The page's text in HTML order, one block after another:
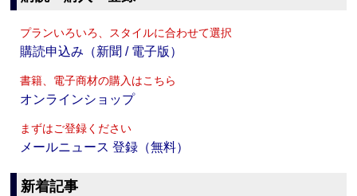
プランいろいろ、スタイルに合わせて選択
購読申込み（新聞 / 電子版）
書籍、電子商材の購入はこちら
オンラインショップ
まずはご登録ください
メールニュース 登録（無料）
新着記事